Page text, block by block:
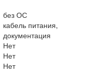
без ОС
кабель питания,
документация
Нет
Нет
Нет